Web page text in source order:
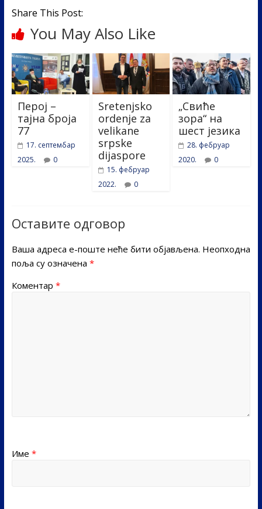
Share This Post:
You May Also Like
Перој –
тајна броја
77
17. септембар
2025.
0
Sretenjsko
ordenje za
velikane
srpske
dijaspore
15. фебруар
2022.
0
„Свиће
зора“ на
шест језика
28. фебруар
2020.
0
Оставите одговор
Ваша адреса е-поште неће бити објављена. Неопходна
поља су означена *
Коментар *
Име *